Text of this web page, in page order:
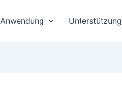
Anwendung Unterstützung